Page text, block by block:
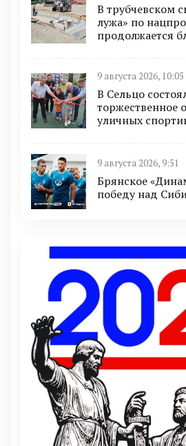
В трубчевском
лужа» по
продолжается
9 августа 2026, 10:05
В Сельцо
торжественное
уличных
9 августа 2026, 9:51
Брянское
победу над